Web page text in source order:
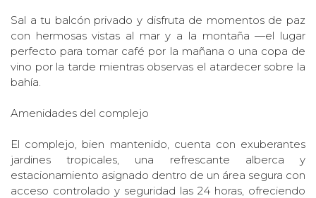
Sal a tu balcón privado y disfruta de momentos de paz
con hermosas vistas al mar y a la montaña —el lugar
perfecto para tomar café por la mañana o una copa de
vino por la tarde mientras observas el atardecer sobre la
bahía.
Amenidades del complejo
El complejo, bien mantenido, cuenta con exuberantes
jardines tropicales, una refrescante alberca y
estacionamiento asignado dentro de un área segura con
acceso controlado y seguridad las 24 horas, ofreciendo